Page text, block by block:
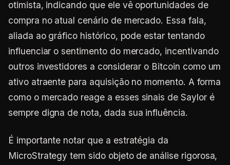
otimista, indicando que ele vê oportunidades de
compra no atual cenário de mercado. Essa fala,
aliada ao gráfico histórico, pode estar tentando
influenciar o sentimento do mercado, incentivando
outros investidores a considerar o Bitcoin como um
ativo atraente para aquisição no momento. A forma
como o mercado reage a esses sinais de Saylor é
sempre digna de nota, dada sua influência.
É importante notar que a estratégia da
MicroStrategy tem sido objeto de análise rigorosa,